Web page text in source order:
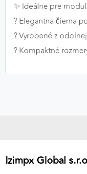
✨ Ideálne pre
? Elegantná čierna
? Vyrobené z
? Kompaktné
Izimpx Global